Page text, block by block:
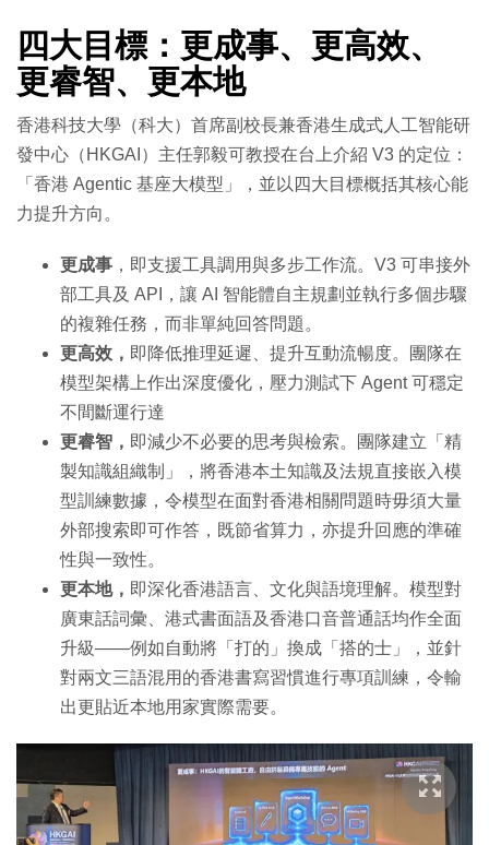
四大目標：更成事、更高效、
更睿智、 更本地
香港科技大學（科大）首席副校長兼香港生成式人工智能研
發中心（HKGAI）主任郭毅可教授在台上介紹 V3 的定位：
「香港 Agentic 基座大模型」，並以四大目標概括其核心能
力提升方向。
更成事 ，即支援工具調用與多步工作流。V3 可串接外
部工具及 API，讓 AI 智能體自主規劃並執行多個步驟
的複雜任務，而非單純回答問題。
更高效， 即降低推理延遲、提升互動流暢度。團隊在
模型架構上作出深度優化，壓力測試下 Agent 可穩定
不間斷運行達
更睿智， 即減少不必要的思考與檢索。團隊建立「精
製知識組織制」，將香港本土知識及法規直接嵌入模
型訓練數據，令模型在面對香港相關問題時毋須大量
外部搜索即可作答，既節省算力，亦提升回應的準確
性與一致性。
更本地， 即深化香港語言、文化與語境理解。模型對
廣東話詞彙、港式書面語及香港口音普通話均作全面
升級——例如自動將「打的」換成「搭的士」，並針
對兩文三語混用的香港書寫習慣進行專項訓練，令輸
出更貼近本地用家實際需要。